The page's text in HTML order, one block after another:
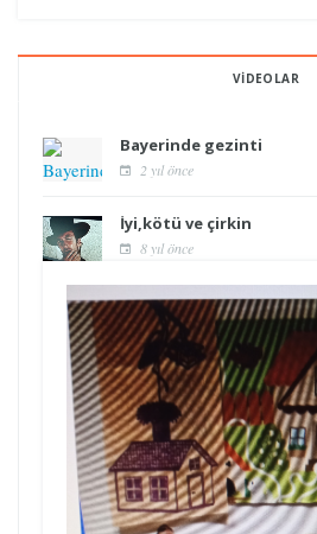
VIDEOLAR
Bayerinde gezinti
2 yıl önce
İyi,kötü ve çirkin
8 yıl önce